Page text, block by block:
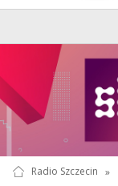
Radio Szczecin »